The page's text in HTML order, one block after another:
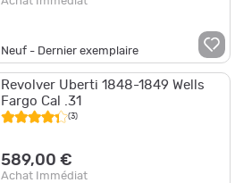
Neuf - Dernier exemplaire
Revolver Uberti 1848-1849 Wells
Fargo Cal .31
(3)
589,00 €
Achat Immédiat